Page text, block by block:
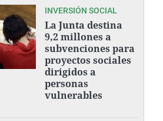
INVERSIÓN SOCIAL
La Junta destina
9,2 millones a
subvenciones para
proyectos sociales
dirigidos a
personas
vulnerables